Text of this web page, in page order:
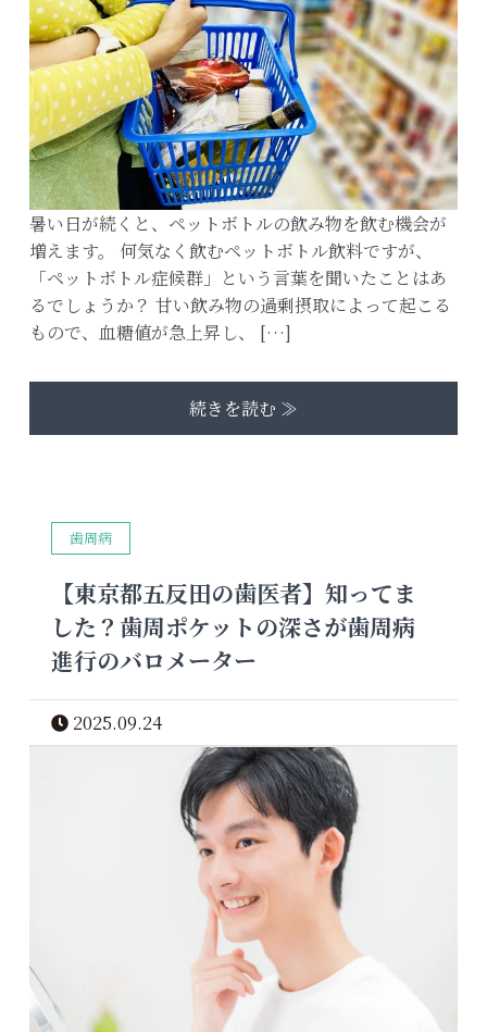
暑い日が続くと、ペットボトルの飲み物を飲む機会が
増えます。 何気なく飲むペットボトル飲料ですが、
「ペットボトル症候群」という言葉を聞いたことはあ
るでしょうか？ 甘い飲み物の過剰摂取によって起こる
もので、血糖値が急上昇し、 […]
続きを読む ≫
歯周病
【東京都五反田の歯医者】知ってま
した？歯周ポケットの深さが歯周病
進行のバロメーター
2025.09.24